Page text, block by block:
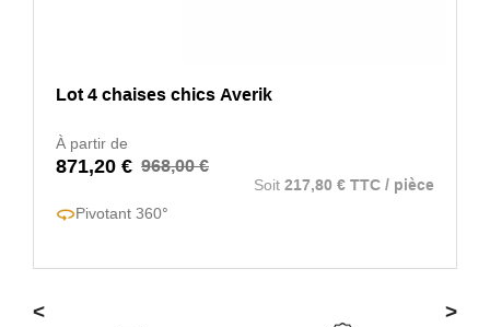
Lot 4 chaises chics Averik
À partir de
871,20 € 968,00 €
Soit 217,80 € TTC / pièce
Pivotant 360°
< >